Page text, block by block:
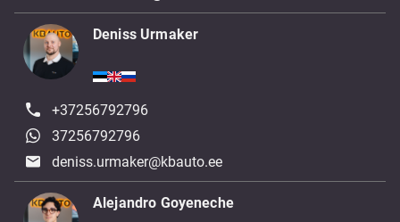
Deniss Urmaker
+37256792796
37256792796
deniss.urmaker@kbauto.ee
Alejandro Goyeneche